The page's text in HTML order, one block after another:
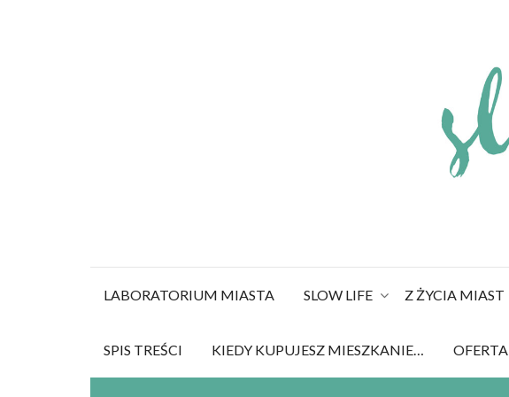
LABORATORIUM MIASTA SLOW LIFE Z ŻYCIA MIAST
SPIS TREŚCI KIEDY KUPUJESZ MIESZKANIE… OFERTA